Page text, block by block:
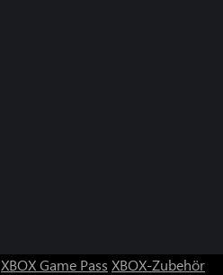
XBOX Game Pass XBOX-Zubehör